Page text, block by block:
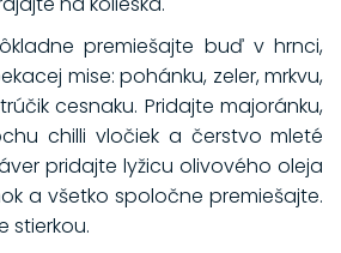
premiešajte buď v hrnci,
mise: pohánku, zeler, mrkvu,
cesnaku. Pridajte majoránku,
chilli vločiek a čerstvo mleté
pridajte lyžicu olivového oleja
a všetko spoločne premiešajte.
stierkou.